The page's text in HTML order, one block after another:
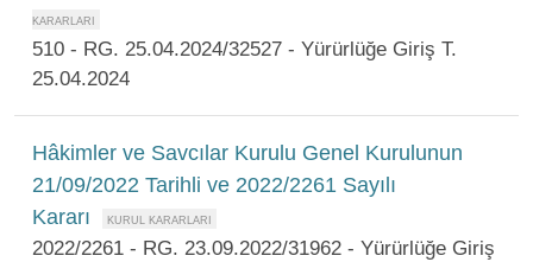
510 - RG. 25.04.2024/32527 - Yürürlüğe Giriş T.
25.04.2024
Hâkimler ve Savcılar Kurulu Genel Kurulunun
21/09/2022 Tarihli ve 2022/2261 Sayılı
Kararı
2022/2261 - RG. 23.09.2022/31962 - Yürürlüğe Giriş